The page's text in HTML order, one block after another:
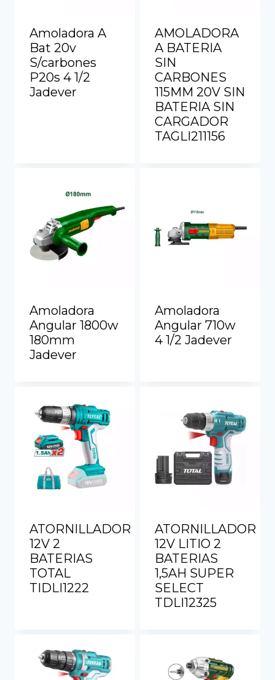
Amoladora A
Bat 20v
S/carbones
P20s 4 1/2
Jadever
AMOLADORA
A BATERIA
SIN
CARBONES
115MM 20V SIN
BATERIA SIN
CARGADOR
TAGLI211156
Amoladora
Angular 1800w
180mm
Jadever
Amoladora
Angular 710w
4 1/2 Jadever
ATORNILLADOR
12V 2
BATERIAS
TOTAL
TIDLI1222
ATORNILLADOR
12V LITIO 2
BATERIAS
1,5AH SUPER
SELECT
TDLI12325